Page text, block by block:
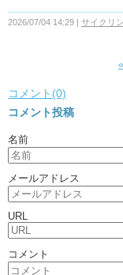
2026/07/04 14:29 サイクリ
«
コメント(0)
コメント投稿
名前
メールアドレス
URL
コメント